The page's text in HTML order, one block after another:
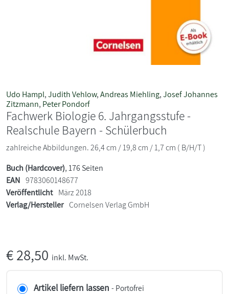
Udo Hampl,Judith Vehlow,Andreas Miehling,Josef Johannes
Zitzmann, Peter Pondorf
Fachwerk Biologie 6. Jahrgangsstufe -
Realschule Bayern - Schülerbuch
zahlreiche Abbildungen. 26,4 cm / 19,8 cm / 1,7 cm ( B/H/T )
Buch (Hardcover), 176 Seiten
EAN 9783060148677
Veröffentlicht März 2018
Verlag/Hersteller Cornelsen Verlag GmbH
€28,50 inkl. MwSt.
Artikel liefern lassen - Portofrei